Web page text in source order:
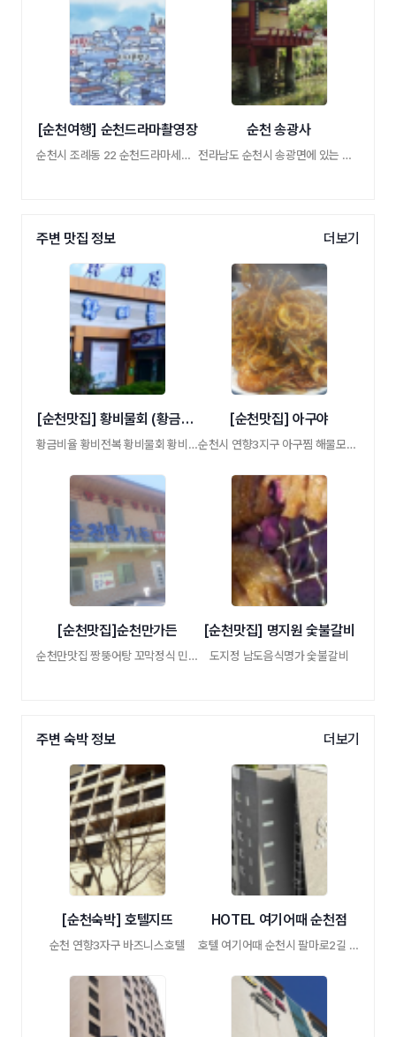
[순천여행] 순천드라마촬영장
순천시 조례동 22 순천드라마세트장
순천 송광사
전라남도 순천시 송광면에 있는 조계산 자락 …
주변 맛집 정보 더보기
[순천맛집] 황비물회 (황금비율)
황금비율 황비전복 황비물회 황비굴찜
[순천맛집] 아구야
순천시 연향3지구 아구찜 해물모듬찜
[순천맛집]순천만가든
순천만맛집 짱뚱어탕 꼬막정식 민물장어 청 …
[순천맛집] 명지원 숯불갈비
도지정 남도음식명가 숯불갈비
주변 숙박 정보 더보기
[순천숙박] 호텔지뜨
순천 연향3자구 바즈니스호텔
HOTEL 여기어때 순천점
호텔 여기어때 순천시 팔마로2길 25